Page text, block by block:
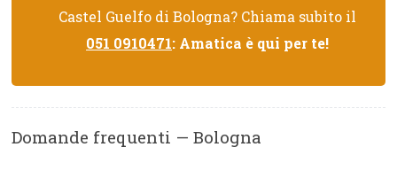
Castel Guelfo di Bologna? Chiama subito il
051 0910471: Amatica è qui per te!
Domande frequenti — Bologna